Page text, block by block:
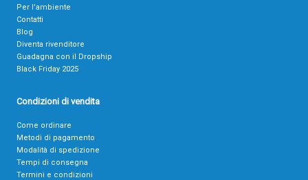
Per l’ambiente
Contatti
Blog
Diventa rivenditore
Guadagna con il Dropship
Black Friday 2025
Condizioni di vendita
Come ordinare
Metodi di pagamento
Modalità di spedizione
Tempi di consegna
Termini e condizioni